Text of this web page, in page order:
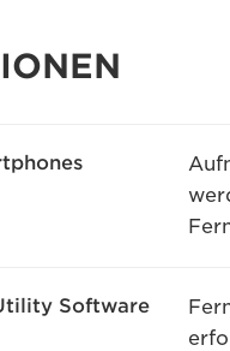
Software